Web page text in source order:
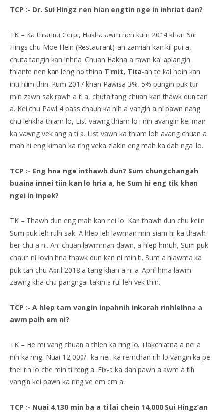
TCP :- Dr. Sui Hingz nen hian engtin nge in inhriat dan?
TK – Ka thiannu Cerpi, Hakha awm nen kum 2014 khan Sui
Hings chu Moe Hein (Restaurant)-ah zanriah kan kil pui a,
chuta tangin kan inhria. Chuan Hakha a rawn kal apiangin
thiante nen kan leng ho thina Timit, Tita-ah te kal hoin kan
inti hlim thin. Kum 2017 khan Pawisa 3%, 5% pungin puk tur
min zawn sak rawh a ti a, chuta tang chuan kan thawk dun tan
a. Kei chu Pawl 4 pass chauh ka nih a vangin a ni pawn nang
chu lehkha thiam lo, List vawng thiam lo i nih avangin kei man
ka vawng vek ang a ti a. List vawn ka thiam loh avang chuan a
mah hi eng kimah ka ring veka ziakin eng mah ka dah ngai lo.
TCP :- Eng hna nge inthawh dun? Sum chungchangah
buaina innei tiin kan lo hria a, he Sum hi eng tik khan
ngei in inpek?
TK – Thawh dun eng mah kan nei lo. Kan thawh dun chu keiin
Sum puk leh rulh sak. A hlep leh lawman min siam hi ka thawh
ber chu a ni. Ani chuan lawmman dawn, a hlep hmuh, Sum puk
chauh ni lovin hna thawk dun kan ni min ti. Sum a hlawma ka
puk tan chu April 2018 a tang khan a ni a. April hma lawm
zawng kha chu pangngai takin a rul leh vek thin.
TCP :- A hlep tam vangin inpahnih inkarah rinhlelhna a
awm palh em ni?
TK – He mi vang chuan a thlen ka ring lo. Tlakchiatna a nei a
nih ka ring. Nuai 12,000/- ka nei, ka remchan rih lo vangin ka pe
thei rih lo che min ti reng a. Fix-a ka dah pawh a awm a tih
vangin kei pawn ka ring ve em em a.
TCP :- Nuai 4,130 min ba a ti lai chein 14,000 Sui Hingz’an